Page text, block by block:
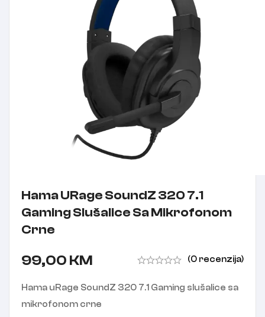
Hama URage SoundZ 320 7.1
Gaming Slušalice Sa Mikrofonom
Crne
99,00 KM (0 recenzija)
Hama uRage SoundZ 320 7.1 Gaming slušalice sa
mikrofonom crne